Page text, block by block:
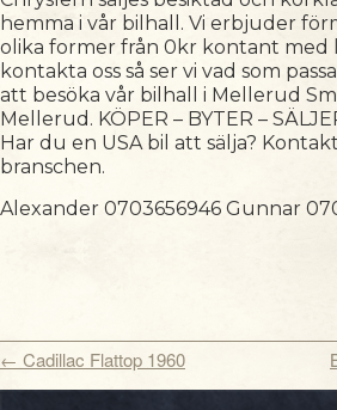
hemma i vår bilhall. Vi erbjuder
olika former från 0kr kontant med
kontakta oss så ser vi vad som
att besöka vår bilhall i Mellerud
Mellerud. KÖPER – BYTER –
Har du en USA bil att sälja?
branschen.
Alexander 0703656946 Gunnar
← Cadillac Flattop 1960